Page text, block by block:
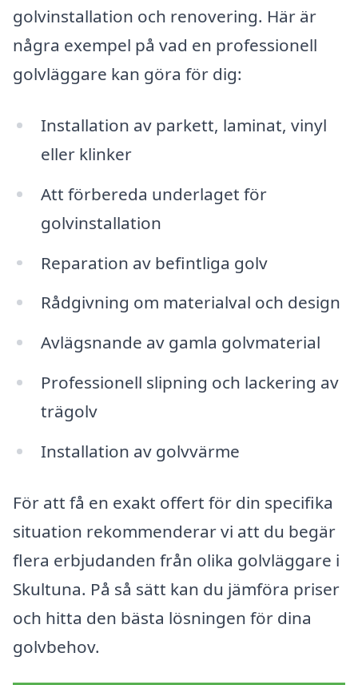
golvinstallation och renovering. Här är
några exempel på vad en professionell
golvläggare kan göra för dig:
Installation av parkett, laminat, vinyl
eller klinker
Att förbereda underlaget för
golvinstallation
Reparation av befintliga golv
Rådgivning om materialval och design
Avlägsnande av gamla golvmaterial
Professionell slipning och lackering av
trägolv
Installation av golvvärme
För att få en exakt offert för din specifika
situation rekommenderar vi att du begär
flera erbjudanden från olika golvläggare i
Skultuna. På så sätt kan du jämföra priser
och hitta den bästa lösningen för dina
golvbehov.